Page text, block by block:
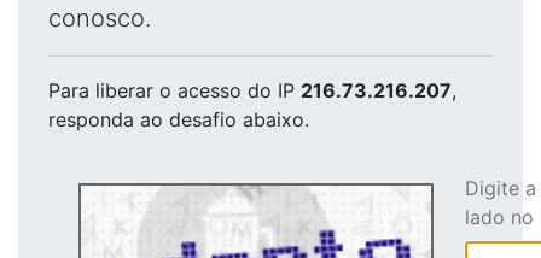
conosco.
Para liberar o acesso do IP 216.73.216.207,
responda ao desafio abaixo.
Digite
lado no